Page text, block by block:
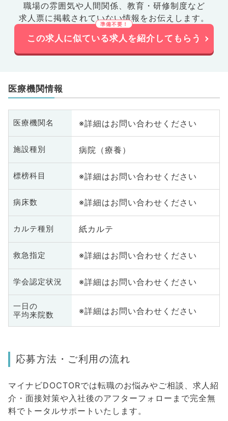
職場の雰囲気や人間関係、 教育・研修制度など
求人票に掲載されていない情報をお伝えします。
この求人に似ている求人を紹介してもらう
医療機関情報
医療機関名 ※詳細はお問い合わせください
施設種別 病院（療養）
標榜科目 ※詳細はお問い合わせください
病床数 ※詳細はお問い合わせください
カルテ種別 紙カルテ
救急指定 ※詳細はお問い合わせください
学会認定状況 ※詳細はお問い合わせください
一日の
平均来院数
※詳細はお問い合わせください
応募方法・ご利用の流れ
マイナビDOCTORでは転職のお悩みやご相談、求人紹
介・面接対策や入社後のアフターフォローまで完全無
料でトータルサポートいたします。